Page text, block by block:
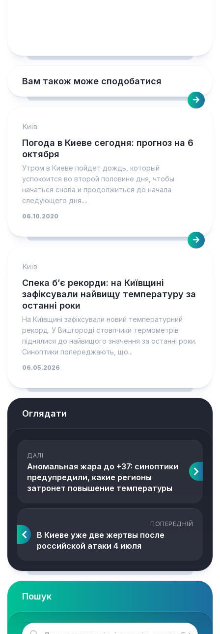
Вам також може сподобатися
Київ
Погода в Киеве сегодня: прогноз на 6
октября
Утром в Киеве пойдет дождь, который
успокоится во второй половине дня, чтобы
начаться снова и продолжиться до начала
следующего дня....
06.10.2020
Київ
Спека б’є рекорди: на Київщині
зафіксували найвищу температуру за
останні роки
На Київщині зафіксували новий температурний
рекорд. У Вишгороді стовпчики термометрів
піднялися до найвищого значення за останні роки.
Синоптики попереджають, що...
06.05.2026
Оглядати
ДАЛІ
Аномальная жара до +37: синоптики
предупредили, какие регионы
затронет повышение температуры
ПОПЕРЕДНІЙ
В Киеве уже две жертвы после
российской атаки 4 июля
Пошук